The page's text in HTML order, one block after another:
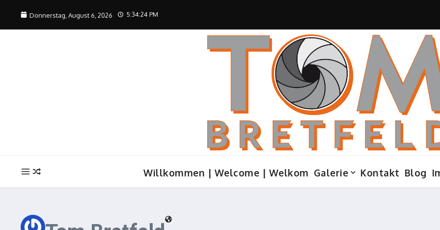
Donnerstag, August 6, 2026 5:34:25 PM
Willkommen | Welcome | Welkom Galerie Kontakt Blog